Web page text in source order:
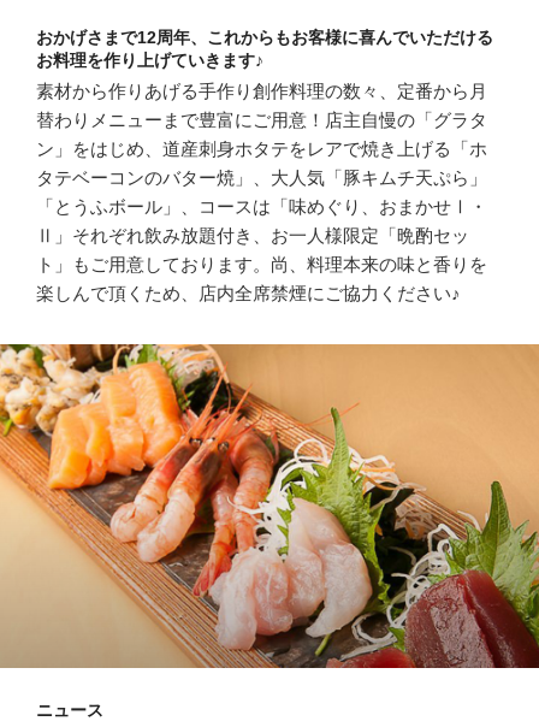
それぞれ飲み放題付き、お一人様限定「晩酌セット」もご用意しており
ます。尚、料理本来の味と香りを楽しんで頂くため、店内は全席禁煙と
おかげさまで12周年、これからもお客様に喜んでいただける
お料理を作り上げていきます♪
素材から作りあげる手作り創作料理の数々、定番から月
替わりメニューまで豊富にご用意！店主自慢の「グラタ
ン」をはじめ、道産刺身ホタテをレアで焼き上げる「ホ
タテベーコンのバター焼」、大人気「豚キムチ天ぷら」
「とうふボール」、コースは「味めぐり、おまかせⅠ・
Ⅱ」それぞれ飲み放題付き、お一人様限定「晩酌セッ
ト」もご用意しております。尚、料理本来の味と香りを
楽しんで頂くため、店内全席禁煙にご協力ください♪
ニュース